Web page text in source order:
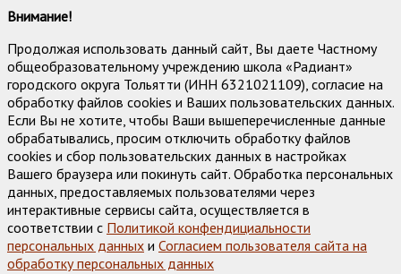
Внимание!
Продолжая использовать данный сайт, Вы даете Частному
общеобразовательному учреждению школа «Радиант»
городского округа Тольятти (ИНН 6321021109), согласие на
обработку файлов cookies и Ваших пользовательских данных.
Если Вы не хотите, чтобы Ваши вышеперечисленные данные
обрабатывались, просим отключить обработку файлов
cookies и сбор пользовательских данных в настройках
Вашего браузера или покинуть сайт. Обработка персональных
данных, предоставляемых пользователями через
интерактивные сервисы сайта, осуществляется в
соответствии с Политикой конфендициальности
персональных данных и Согласием пользователя сайта на
обработку персональных данных